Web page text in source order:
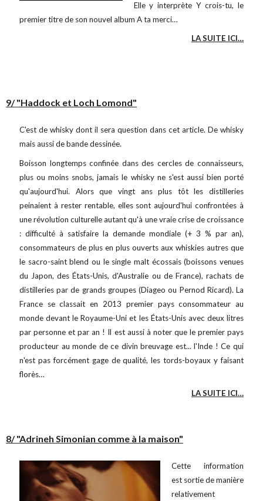
Elle y interprète Y crois-tu, le
premier titre de son nouvel album A ta merci…
LA SUITE ICI…
9/ "Haddock et Loch Lomond"
C'est de whisky dont il sera question dans cet article. De whisky
mais aussi de bande dessinée.
Boisson longtemps confinée dans des cercles de connaisseurs,
plus ou moins snobs, jamais le whisky ne s'est aussi bien porté
qu'aujourd'hui. Alors que vingt ans plus tôt les distilleries
peinaient à rester rentable, elles sont aujourd'hui confrontées à
une révolution culturelle autant qu'à une vraie crise de croissance
: difficulté à satisfaire la demande mondiale (+ 3 % par an),
consommateurs de plus en plus ouverts aux whiskies autres que
le sacro-saint blend ou le single malt écossais (boissons venues
du Japon, des États-Unis, d'Australie ou de France), rachats de
distilleries par de grands groupes (Diageo ou Pernod Ricard). La
France se classait en 2013 premier pays consommateur au
monde devant le Royaume-Uni et les États-Unis avec deux litres
par personne et par an ! Il est aussi à noter que le premier pays
producteur au monde de ce divin breuvage est... l'Inde ! Ce qui
n'est pas forcément gage de qualité, les tords-boyaux y faisant
florès…
LA SUITE ICI…
8/ "Adrineh Simonian comme à la maison"
Cette information
est sortie de manière
relativement